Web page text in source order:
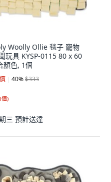
Woolly Ollie 毯子 寵物
玩具 KYSP-0115 80 x 60
顏色, 1個
40%$333
個)
三 預計送達